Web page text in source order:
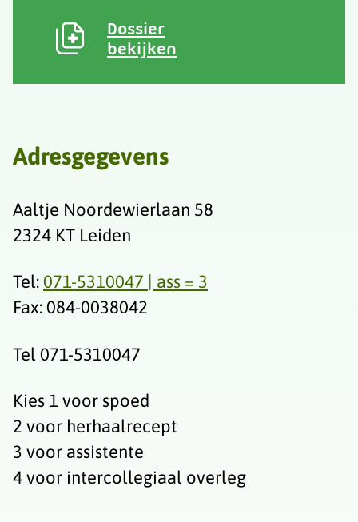
Dossier
bekijken
Adresgegevens
Aaltje Noordewierlaan 58
2324 KT Leiden
Tel:071-5310047 | ass = 3
Fax: 084-0038042‬
Tel 071-5310047
Kies 1 voor spoed
2 voor herhaalrecept
3 voor assistente
4 voor intercollegiaal overleg